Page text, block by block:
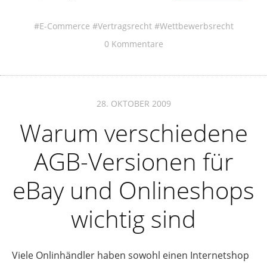
E-Commerce Vertragsrecht
Wettbewerbsrecht
0 Kommentare
28. OKTOBER 2009
Warum verschiedene
AGB-Versionen für
eBay und Onlineshops
wichtig sind
Viele Onlinhändler haben sowohl einen Internetshop